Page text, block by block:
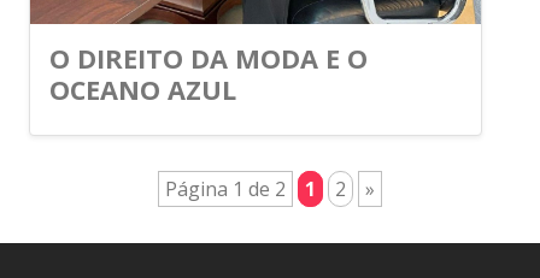
O DIREITO DA MODA E O
OCEANO AZUL
Página 1 de 2 1 2 »